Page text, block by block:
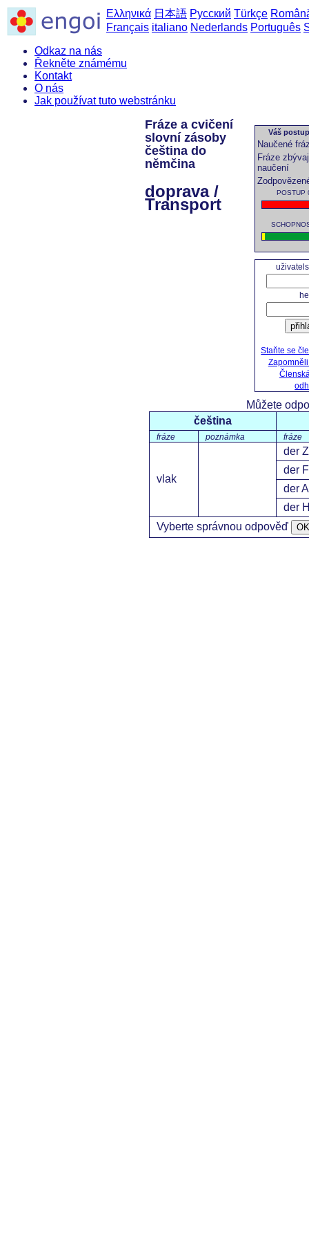
Ελληνικά 日本語 Русский Türkçe
Français italiano Nederlands Português
Odkaz na nás
Řekněte známému
Kontakt
O nás
Jak používat tuto webstránku
Váš
Naučené
Fráze
naučení
POSTUP
Staňte se
Fráze a cvičení
slovní zásoby
čeština do
němčina
doprava /
Transport
Můžete
čeština
fráze poznámka fráze
vlak
der
der
der
der
Vyberte správnou odpověď